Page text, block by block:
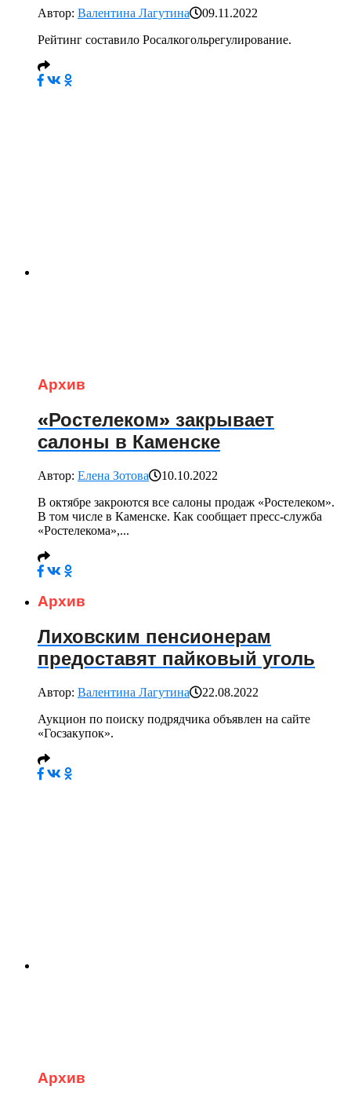
Автор: Валентина Лагутина
09.11.2022
Рейтинг составило Росалкогольрегулирование.
Архив
«Ростелеком» закрывает
салоны в Каменске
Автор: Елена Зотова
10.10.2022
В октябре закроются все салоны продаж «Ростелеком».
В том числе в Каменске. Как сообщает пресс-служба
«Ростелекома»,...
Архив
Лиховским пенсионерам
предоставят пайковый уголь
Автор: Валентина Лагутина
22.08.2022
Аукцион по поиску подрядчика объявлен на сайте
«Госзакупок».
Архив